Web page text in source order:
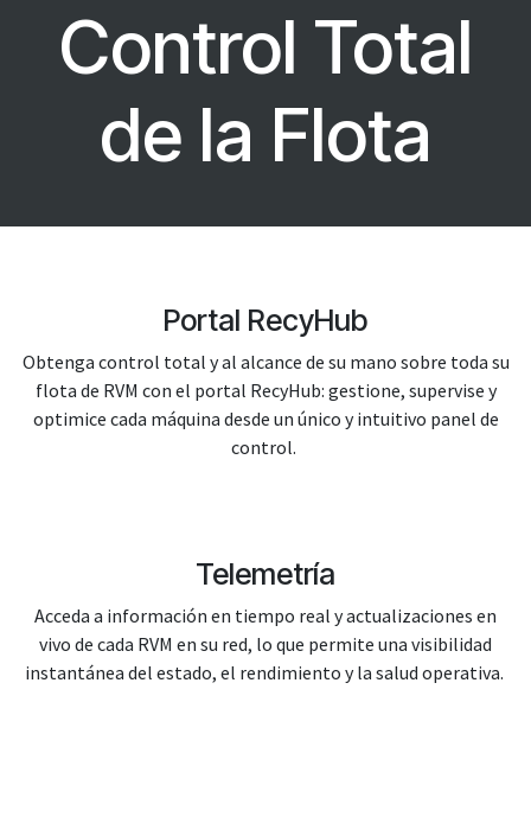
Control Total
de la Flota
Portal RecyHub
Obtenga control total y al alcance de su mano sobre toda su
flota de RVM con el portal RecyHub: gestione, supervise y
optimice cada máquina desde un único y intuitivo panel de
control.
Telemetría
Acceda a información en tiempo real y actualizaciones en
vivo de cada RVM en su red, lo que permite una visibilidad
instantánea del estado, el rendimiento y la salud operativa.